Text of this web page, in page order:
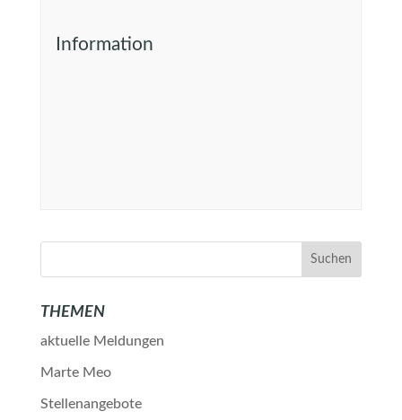
Information
THEMEN
aktuelle Meldungen
Marte Meo
Stellenangebote